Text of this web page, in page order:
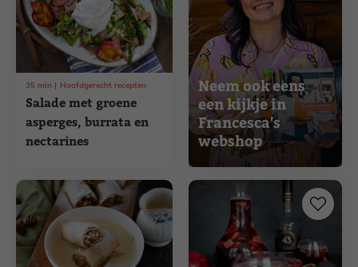
Salade met groene
asperges, burrata en
nectarines
35 min Hoofdgerecht recepten
Neem ook eens
een kijkje in
Francesca's
webshop